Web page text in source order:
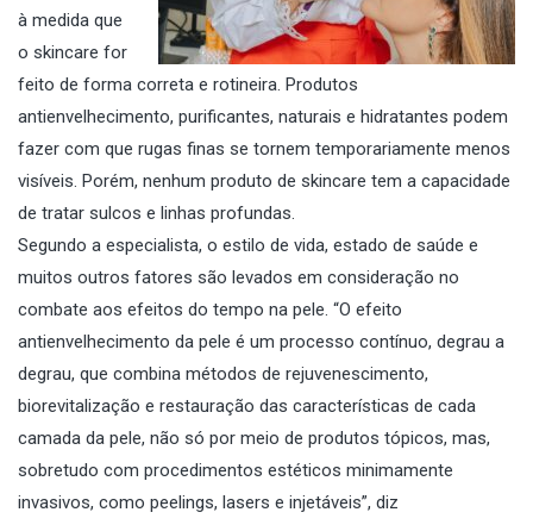
à medida que
o skincare for
feito de forma correta e rotineira. Produtos
antienvelhecimento, purificantes, naturais e hidratantes podem
fazer com que rugas finas se tornem temporariamente menos
visíveis. Porém, nenhum produto de skincare tem a capacidade
de tratar sulcos e linhas profundas.
Segundo a especialista, o estilo de vida, estado de saúde e
muitos outros fatores são levados em consideração no
combate aos efeitos do tempo na pele. “O efeito
antienvelhecimento da pele é um processo contínuo, degrau a
degrau, que combina métodos de rejuvenescimento,
biorevitalização e restauração das características de cada
camada da pele, não só por meio de produtos tópicos, mas,
sobretudo com procedimentos estéticos minimamente
invasivos, como peelings, lasers e injetáveis”, diz